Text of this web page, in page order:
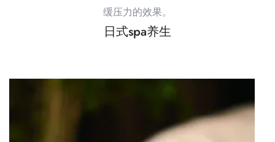
缓压力的效果。
日式spa养生